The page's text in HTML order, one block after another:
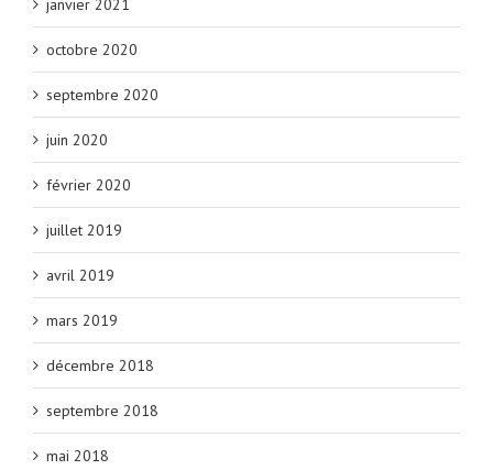
janvier 2021
octobre 2020
septembre 2020
juin 2020
février 2020
juillet 2019
avril 2019
mars 2019
décembre 2018
septembre 2018
mai 2018